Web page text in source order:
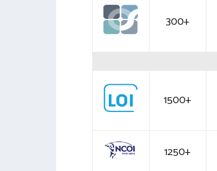
300+
1500+
1250+